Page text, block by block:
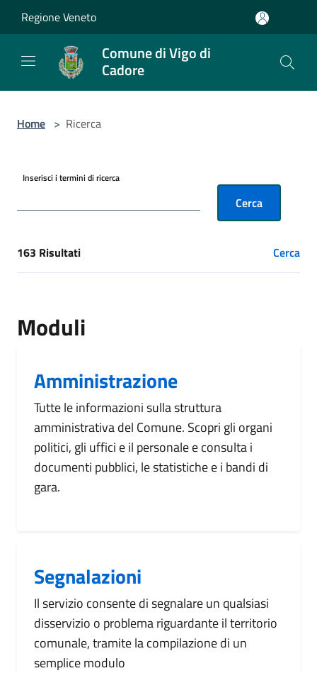
Regione Veneto
Comune di Vigo di
Cadore
Home > Ricerca
Inserisci i termini di ricerca
Cerca
[results] Risultati
163 Risultati Cerca
Moduli
Amministrazione
Tutte le informazioni sulla struttura
amministrativa del Comune. Scopri gli organi
politici, gli uffici e il personale e consulta i
documenti pubblici, le statistiche e i bandi di
gara.
Segnalazioni
Il servizio consente di segnalare un qualsiasi
disservizio o problema riguardante il territorio
comunale, tramite la compilazione di un
semplice modulo